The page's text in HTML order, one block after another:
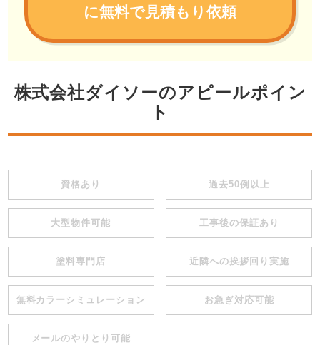
に無料で見積もり依頼
株式会社ダイソーのアピールポイン
ト
資格あり 過去50例以上
大型物件可能 工事後の保証あり
塗料専門店 近隣への挨拶回り実施
無料カラーシミュレーション お急ぎ対応可能
メールのやりとり可能